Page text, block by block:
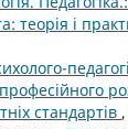
теорія і
стандартів ,